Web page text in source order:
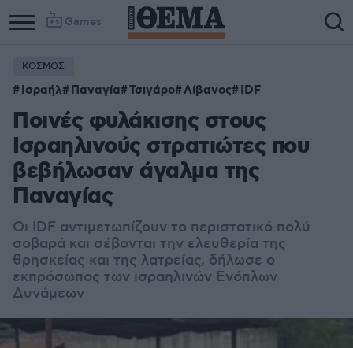
Games
ΚΟΣΜΟΣ
Ισραήλ Παναγία Τσιγάρο Λίβανος IDF
Ποινές φυλάκισης στους
Ισραηλινούς στρατιώτες που
βεβήλωσαν άγαλμα της
Παναγίας
Οι IDF αντιμετωπίζουν το περιστατικό πολύ
σοβαρά και σέβονται την ελευθερία της
θρησκείας και της λατρείας, δήλωσε ο
εκπρόσωπος των ισραηλινών Ενόπλων
Δυνάμεων